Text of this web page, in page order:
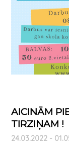
AICINĀM
TIRZIŅAM !
24.03.2022 -